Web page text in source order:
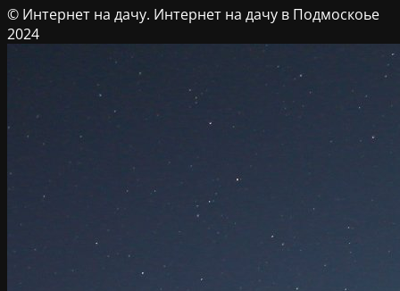
© Интернет на дачу. Интернет на дачу в Подмоскоье
2024